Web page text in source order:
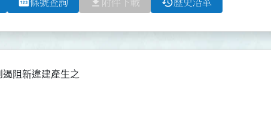
條號查詢 附件下載 歷史沿革
阻新違建產生之